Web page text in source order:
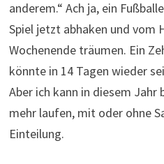
anderem.“ Ach ja, ein
Spiel jetzt abhaken und vom
Wochenende träumen. Ein
könnte in 14 Tagen wieder
Aber ich kann in diesem
mehr laufen, mit oder ohne
Einteilung.